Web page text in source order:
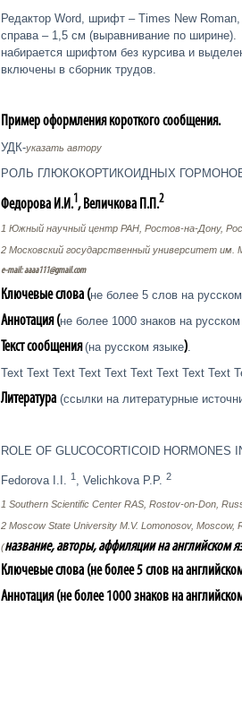
Редактор Word, шрифт – Times New
справа – 1,5 см (выравнивание по
набирается шрифтом без курсива и
включены в сборник трудов.
Пример оформления короткого сообщения.
УДК-указать автору
РОЛЬ ГЛЮКОКОРТИКОИДНЫХ
Федорова И.И.1, Величкова П.П.2
1 Южный научный центр РАН, Ростов-на-Дону,
2 Московский государственный университет им.
e-mail:aaaa111@gmail.com
Ключевые слова (не более 5 слов на
Аннотация (не более 1000 знаков на
Текст сообщения(на русском языке)
Text Text Text Text Text Text Text Text Text
Литература (ссылки на литературные
ROLE OF GLUCOCORTICOID HORMONES
Fedorova I.I. 1 , Velichkova P.P. 2
1 Southern Scientific Center RAS, Rostov-on-Don,
2 Moscow State University M.V. Lomonosov, Moscow,
(название, авторы, аффиляции на английском
Ключевые слова (не более 5 слов на
Аннотация (не более 1000 знаков на